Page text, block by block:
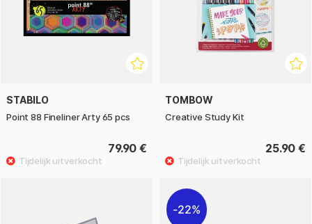
STABILO
Point 88 Fineliner Arty 65 pcs
79.90 €
TOMBOW
Creative Study Kit
25.90 €
22%